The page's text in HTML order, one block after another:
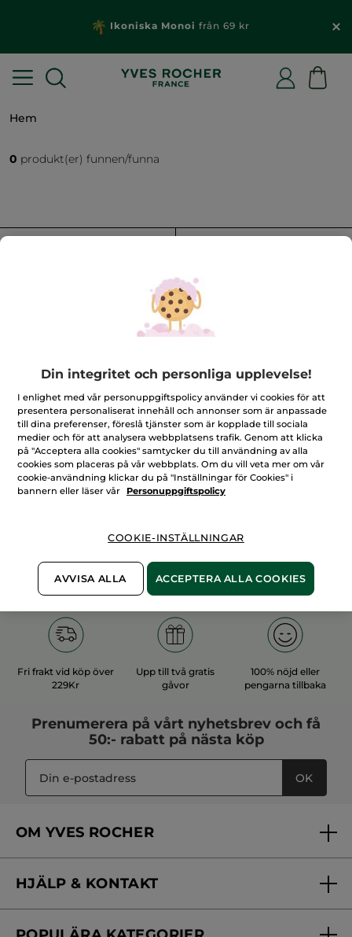
Ikoniska Monoi från 69 kr
Hem
0 produkt(er) funnen/funna
100%vegetabiliska
ingredienser
60 hektar
ekologiska odlingar
Fri frakt vid köp över
229Kr
Upp till två gratis
gåvor
100% nöjd eller
pengarna tillbaka
Prenumerera på vårt nyhetsbrev och få
50:- rabatt på nästa köp
OK
OM YVES ROCHER
Vårt engagemang
HJÄLP & KONTAKT
Din integritet och personliga upplevelse!
I enlighet med vår personuppgiftspolicy använder vi cookies för att
presentera personaliserat innehåll och annonser som är anpassade
till dina preferenser, föreslå tjänster som är kopplade till sociala
medier och för att analysera webbplatsens trafik. Genom att klicka
på "Acceptera alla cookies" samtycker du till användning av alla
cookies som placeras på vår webbplats. Om du vill veta mer om vår
cookie-användning klickar du på "Inställningar för Cookies" i
bannern eller läser vår
Personuppgiftspolicy
COOKIE-INSTÄLLNINGAR
AVVISA ALLA ACCEPTERA ALLA COOKIES